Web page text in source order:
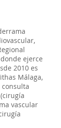
ejerce
2010 es
Málaga,
vascular